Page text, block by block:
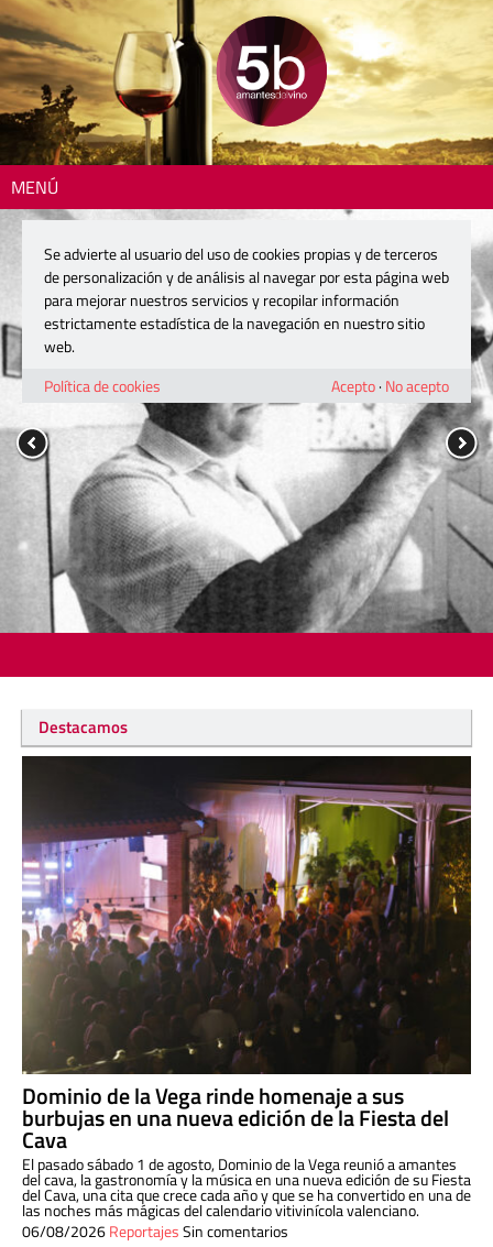
MENÚ
Destacamos
Dominio de la Vega rinde homenaje a sus
burbujas en una nueva edición de la Fiesta del
Cava
El pasado sábado 1 de agosto, Dominio de la Vega reunió a amantes
del cava, la gastronomía y la música en una nueva edición de su Fiesta
del Cava, una cita que crece cada año y que se ha convertido en una de
las noches más mágicas del calendario vitivinícola valenciano.
06/08/2026ReportajesSin comentarios
Se advierte al usuario del uso de cookies propias y de terceros
de personalización y de análisis al navegar por esta página web
para mejorar nuestros servicios y recopilar información
estrictamente estadística de la navegación en nuestro sitio
web.
Política de cookies
Acepto· No acepto